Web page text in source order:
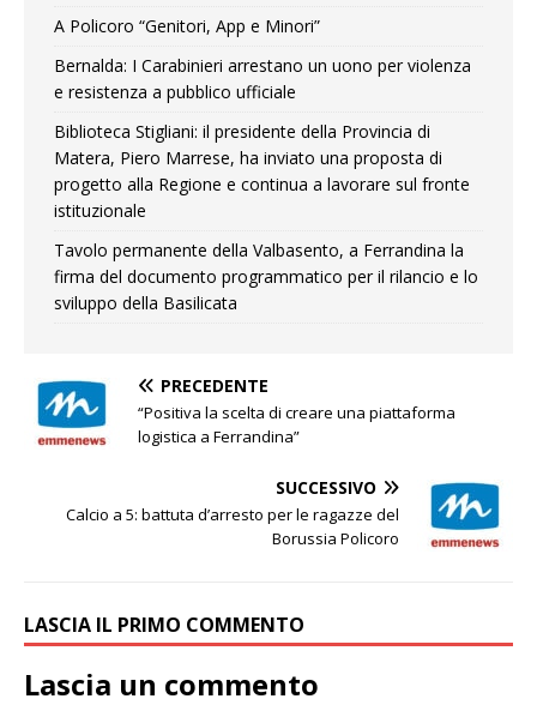
A Policoro “Genitori, App e Minori”
Bernalda: I Carabinieri arrestano un uono per violenza
e resistenza a pubblico ufficiale
Biblioteca Stigliani: il presidente della Provincia di
Matera, Piero Marrese, ha inviato una proposta di
progetto alla Regione e continua a lavorare sul fronte
istituzionale
Tavolo permanente della Valbasento, a Ferrandina la
firma del documento programmatico per il rilancio e lo
sviluppo della Basilicata
PRECEDENTE
“Positiva la scelta di creare una piattaforma
logistica a Ferrandina”
SUCCESSIVO
Calcio a 5: battuta d’arresto per le ragazze del
Borussia Policoro
LASCIA IL PRIMO COMMENTO
Lascia un commento